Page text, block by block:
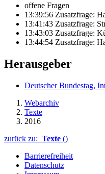
offene Fragen
13:39:56 Zusatzfrage:
13:41:43 Zusatzfrage:
13:43:03 Zusatzfrage:
13:44:54 Zusatzfrage:
Herausgeber
Deutscher Bundestag,
Webarchiv
Texte
2016
zurück zu: Texte ()
Barrierefreiheit
Datenschutz